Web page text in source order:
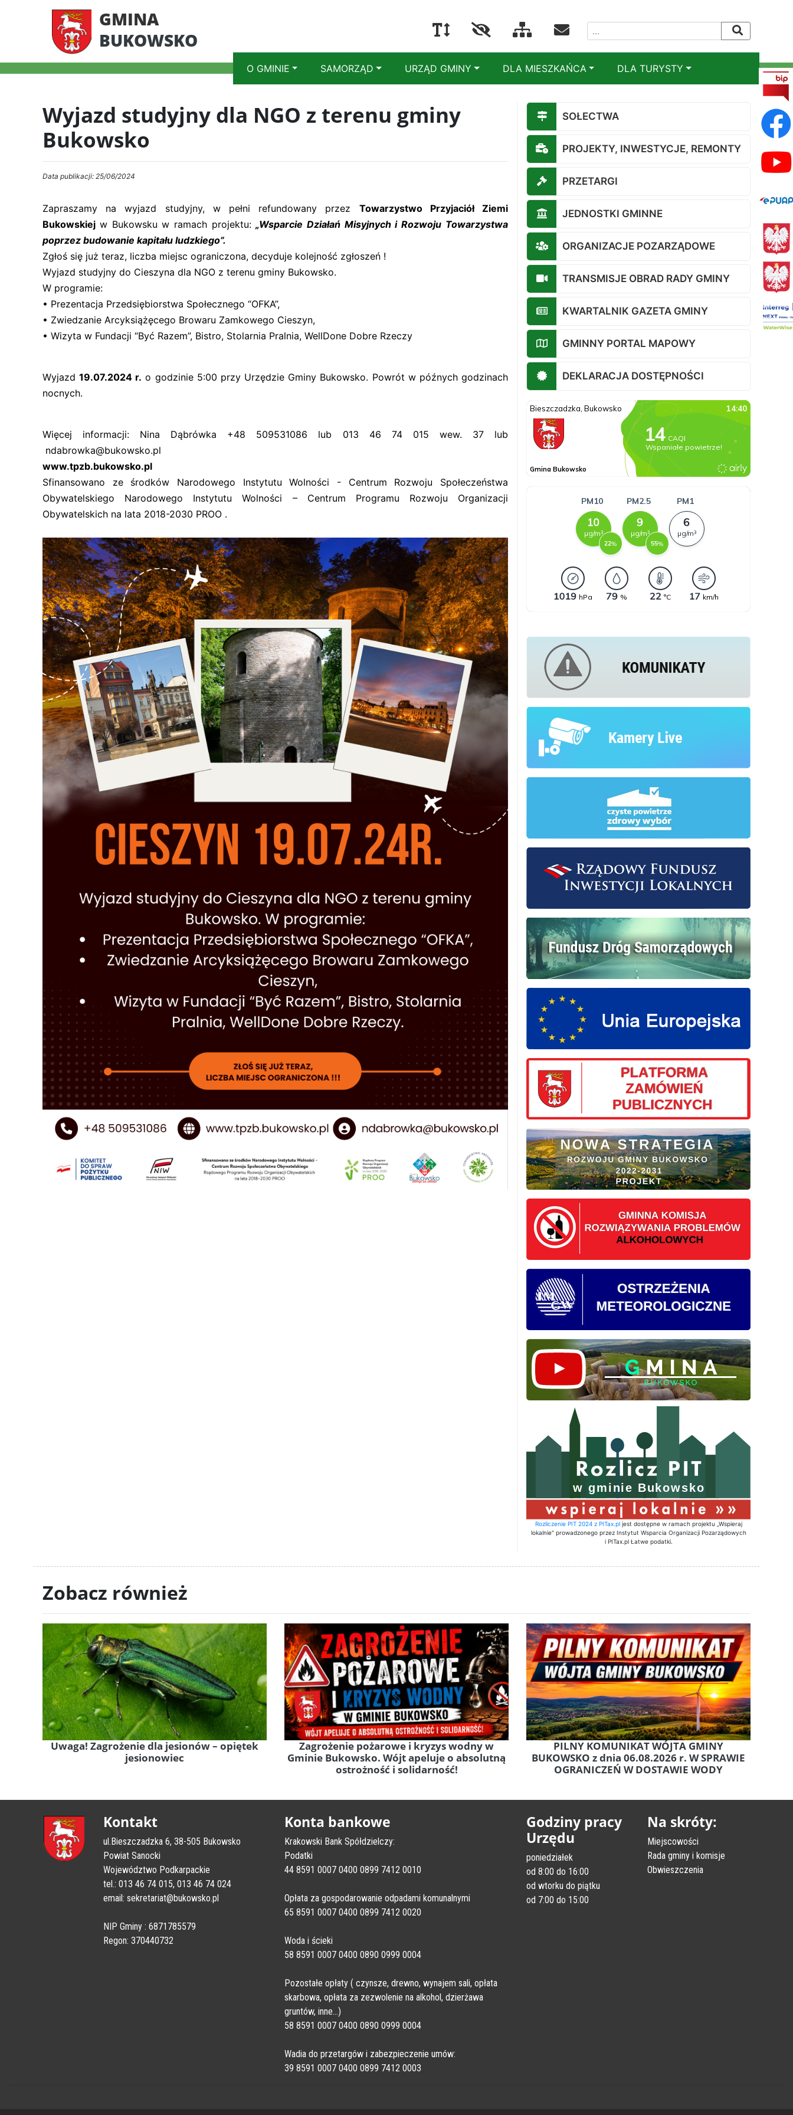
GMINA
BUKOWSKO
O GMINIE SAMORZĄD URZĄD GMINY DLA MIESZKAŃCA DLA TURYSTY
Wyjazd studyjny dla NGO z terenu gminy
Bukowsko
Data publikacji: 25/06/2024
Zapraszamy na wyjazd studyjny, w pełni refundowany przez Towarzystwo Przyjaciół Ziemi
Bukowskiej w Bukowsku w ramach projektu: „Wsparcie Działań Misyjnych i Rozwoju Towarzystwa
poprzez budowanie kapitału ludzkiego”.
Zgłoś się już teraz, liczba miejsc ograniczona, decyduje kolejność zgłoszeń !
Wyjazd studyjny do Cieszyna dla NGO z terenu gminy Bukowsko.
W programie:
• Prezentacja Przedsiębiorstwa Społecznego “OFKA”,
• Zwiedzanie Arcyksiążęcego Browaru Zamkowego Cieszyn,
• Wizyta w Fundacji “Być Razem”, Bistro, Stolarnia Pralnia, WellDone Dobre Rzeczy
Wyjazd19.07.2024 r. o godzinie 5:00 przy Urzędzie Gminy Bukowsko. Powrót w późnych godzinach
nocnych.
Więcej informacji: Nina Dąbrówka +48 509531086 lub 013 46 74 015 wew. 37 lub
ndabrowka@bukowsko.pl
www.tpzb.bukowsko.pl
Sfinansowano ze środków Narodowego Instytutu Wolności - Centrum Rozwoju Społeczeństwa
Obywatelskiego Narodowego Instytutu Wolności – Centrum Programu Rozwoju Organizacji
Obywatelskich na lata 2018-2030 PROO .
SOŁECTWA
PROJEKTY, INWESTYCJE, REMONTY
PRZETARGI
JEDNOSTKI GMINNE
ORGANIZACJE POZARZĄDOWE
TRANSMISJE OBRAD RADY GMINY
KWARTALNIK GAZETA GMINY
GMINNY PORTAL MAPOWY
DEKLARACJA DOSTĘPNOŚCI
Rozliczenie PIT 2024 z PITax.pljest dostępne w ramach projektu „Wspieraj
lokalnie" prowadzonego przez Instytut Wsparcia Organizacji Pozarządowych
i PITax.pl Łatwe podatki.
Zobacz również
Uwaga! Zagrożenie dla jesionów – opiętek
jesionowiec
Zagrożenie pożarowe i kryzys wodny w
Gminie Bukowsko. Wójt apeluje o absolutną
ostrożność i solidarność!
PILNY KOMUNIKAT WÓJTA GMINY
BUKOWSKO z dnia 06.08.2026 r. W SPRAWIE
OGRANICZEŃ W DOSTAWIE WODY
Kontakt
ul.Bieszczadzka 6, 38-505 Bukowsko
Powiat Sanocki
Województwo Podkarpackie
tel.: 013 46 74 015, 013 46 74 024
email: sekretariat@bukowsko.pl
NIP Gminy : 6871785579
Regon: 370440732
Konta bankowe
Krakowski Bank Spółdzielczy:
Podatki
44 8591 0007 0400 0899 7412 0010
Opłata za gospodarowanie odpadami komunalnymi
65 8591 0007 0400 0899 7412 0020
Woda i ścieki
58 8591 0007 0400 0890 0999 0004
Pozostałe opłaty ( czynsze, drewno, wynajem sali, opłata
skarbowa, opłata za zezwolenie na alkohol, dzierżawa
gruntów, inne…)
58 8591 0007 0400 0890 0999 0004
Wadia do przetargów i zabezpieczenie umów:
39 8591 0007 0400 0899 7412 0003
Godziny pracy
Urzędu
poniedziałek
od 8:00 do 16:00
od wtorku do piątku
od 7:00 do 15:00
Na skróty:
Miejscowości
Rada gminy i komisje
Obwieszczenia